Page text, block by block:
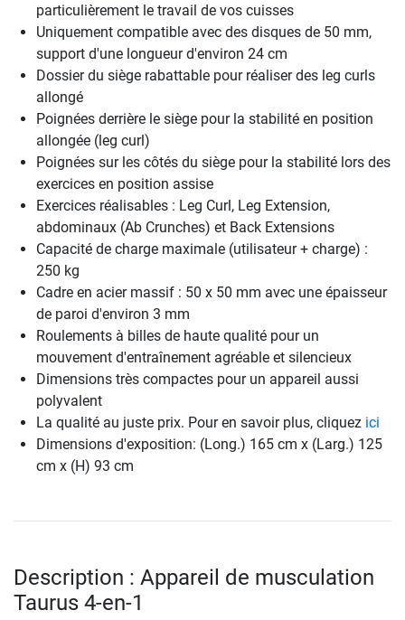
particulièrement le travail de vos cuisses
Uniquement compatible avec des disques de 50 mm,
support d'une longueur d'environ 24 cm
Dossier du siège rabattable pour réaliser des leg curls
allongé
Poignées derrière le siège pour la stabilité en position
allongée (leg curl)
Poignées sur les côtés du siège pour la stabilité lors des
exercices en position assise
Exercices réalisables : Leg Curl, Leg Extension,
abdominaux (Ab Crunches) et Back Extensions
Capacité de charge maximale (utilisateur + charge) :
250 kg
Cadre en acier massif : 50 x 50 mm avec une épaisseur
de paroi d'environ 3 mm
Roulements à billes de haute qualité pour un
mouvement d'entraînement agréable et silencieux
Dimensions très compactes pour un appareil aussi
polyvalent
La qualité au juste prix. Pour en savoir plus, cliquez ici
Dimensions d'exposition: (Long.) 165 cm x (Larg.) 125
cm x (H) 93 cm
Description : Appareil de musculation
Taurus 4-en-1